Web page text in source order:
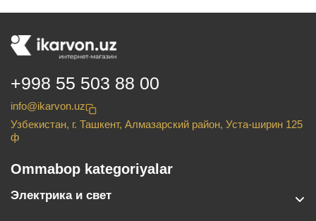
+998 55 503 88 00
info@ikarvon.uz
Узбекистан, г. Ташкент, Алмазарский район, Уста-ширин 125
ф
Ommabop kategoriyalar
Электрика и свет